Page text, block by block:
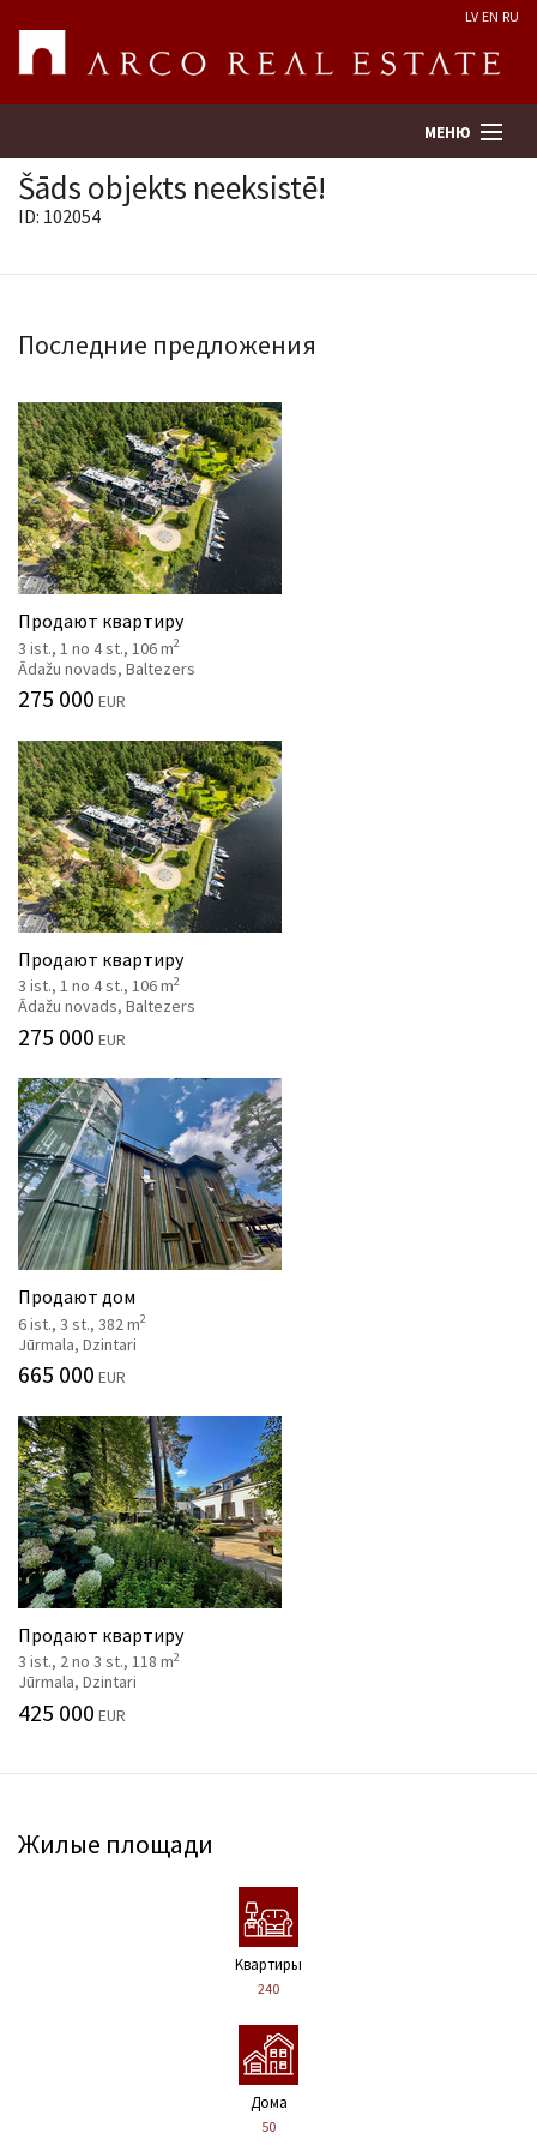
LV EN RU
МЕНЮ
Предприятие
Услуги
Kонтакты
Šāds objekts neeksistē!
ID: 102054
Последние предложения
Продают квартиру
3 ist., 1 no 4 st., 106 m2
Ādažu novads, Baltezers
275 000 EUR
Продают квартиру
3 ist., 1 no 4 st., 106 m2
Ādažu novads, Baltezers
275 000 EUR
Продают дом
6 ist., 3 st., 382 m2
Jūrmala, Dzintari
665 000 EUR
Продают квартиру
3 ist., 2 no 3 st., 118 m2
Jūrmala, Dzintari
425 000 EUR
Жилые площади
Kвартиры
240
Дома
50